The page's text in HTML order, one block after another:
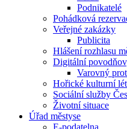
Podnikatelé
Pohádková
Veřejné zakázky
Publicita
Hlášení rozhlasu
Digitální
Varovný
Hořické kulturní
Sociální služby
Životní situace
Úřad městyse
E-podatelna